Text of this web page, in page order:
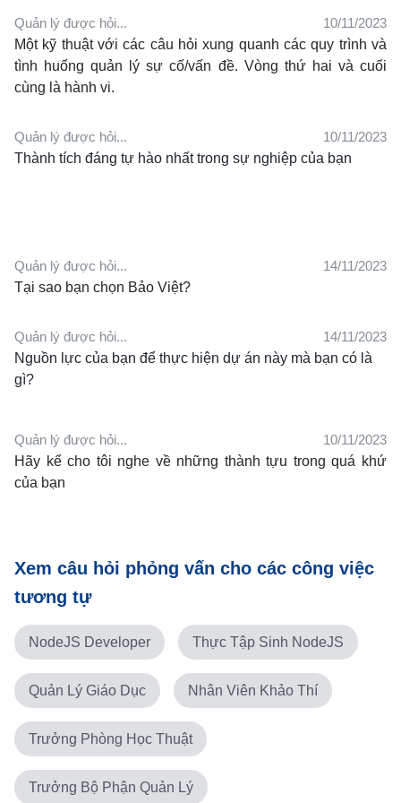
Quản lý được hỏi...
10/11/2023
Một kỹ thuật với các câu hỏi xung quanh các quy trình và
tình huống quản lý sự cố/vấn đề. Vòng thứ hai và cuối
cùng là hành vi.
Quản lý được hỏi...
10/11/2023
Thành tích đáng tự hào nhất trong sự nghiệp của bạn
Quản lý được hỏi...
14/11/2023
Tại sao bạn chọn Bảo Việt?
Quản lý được hỏi...
14/11/2023
Nguồn lực của bạn để thực hiện dự án này mà bạn có là
gì?
Quản lý được hỏi...
10/11/2023
Hãy kể cho tôi nghe về những thành tựu trong quá khứ
của bạn
Xem câu hỏi phỏng vấn cho các công việc
tương tự
NodeJS Developer Thực Tập Sinh NodeJS
Quản Lý Giáo Dục Nhân Viên Khảo Thí
Trưởng Phòng Học Thuật
Trưởng Bộ Phận Quản Lý